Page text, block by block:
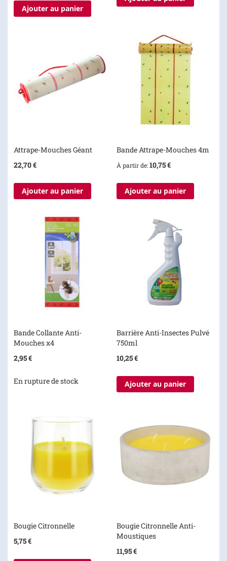
Ajouter au panier
Attrape-Mouches Géant
22,70 €
Ajouter au panier
Bande Attrape-Mouches 4m
À partir de 10,75 €
Ajouter au panier
Bande Collante Anti-
Mouches x4
2,95 €
En rupture de stock
Barrière Anti-Insectes Pulvé
750ml
10,25 €
Ajouter au panier
Bougie Citronnelle
5,75 €
Bougie Citronnelle Anti-
Moustiques
11,95 €